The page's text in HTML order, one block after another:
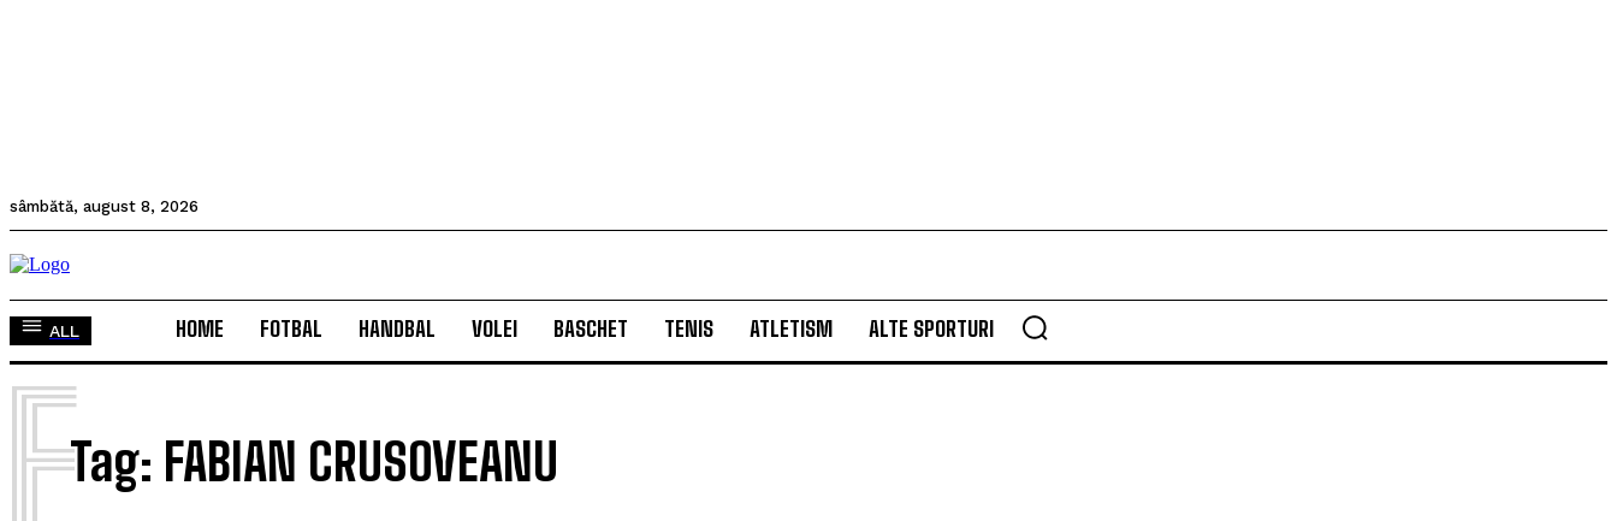
sâmbătă, august 8, 2026
ALL HOME FOTBAL HANDBAL VOLEI BASCHET TENIS ATLETISM ALTE SPORTURI
Tag: FABIAN CRUSOVEANU
F